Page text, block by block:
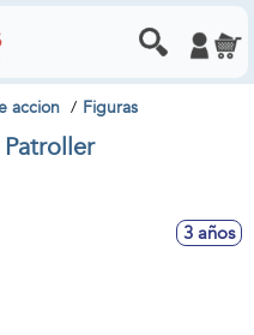
accion Figuras
3 años